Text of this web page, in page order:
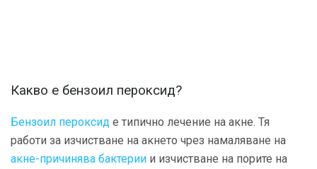
Какво е бензоил пероксид?
Бензоил пероксид е типично лечение на акне. Тя
работи за изчистване на акнето чрез намаляване на
акне-причинява бактерии и изчистване на порите на